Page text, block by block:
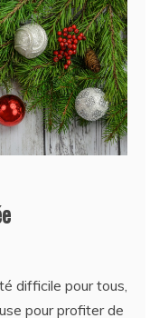
difficile pour tous,
pour profiter de